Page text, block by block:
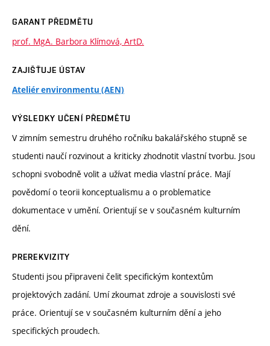
GARANT PŘEDMĚTU
prof. MgA. Barbora Klímová, ArtD.
ZAJIŠŤUJE ÚSTAV
Ateliér environmentu (AEN)
VÝSLEDKY UČENÍ PŘEDMĚTU
V zimním semestru druhého ročníku bakalářského stupně se
studenti naučí rozvinout a kriticky zhodnotit vlastní tvorbu. Jsou
schopni svobodně volit a užívat media vlastní práce. Mají
povědomí o teorii konceptualismu a o problematice
dokumentace v umění. Orientují se v současném kulturním
dění.
PREREKVIZITY
Studenti jsou připraveni čelit specifickým kontextům
projektových zadání. Umí zkoumat zdroje a souvislosti své
práce. Orientují se v současném kulturním dění a jeho
specifických proudech.